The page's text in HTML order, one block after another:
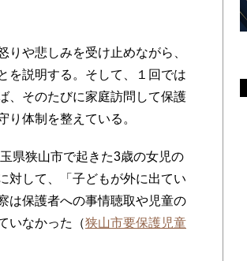
や悲しみを受け止めながら、
を説明する。そして、１回では
、そのたびに家庭訪問して保護
体制を整えている。
県狭山市で起きた3歳の女児の
対して、「子どもが外に出てい
は保護者への事情聴取や児童の
いなかった（狭山市要保護児童